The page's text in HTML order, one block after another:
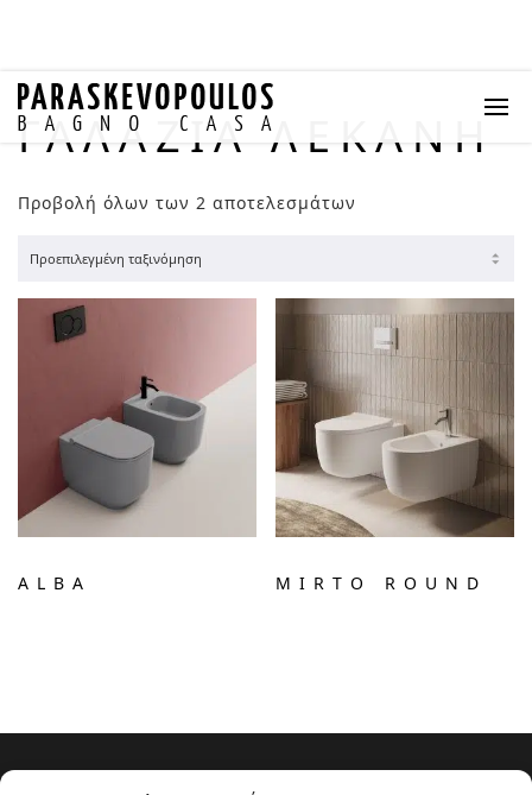
ΓΑΛΆΖΙΑ ΛΕΚΆΝΗ
Προβολή όλων των 2 αποτελεσμάτων
ALBA MIRTO ROUND